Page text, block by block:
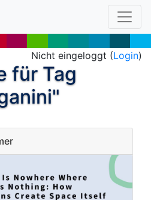
Nicht eingeloggt (Login)
für Tag